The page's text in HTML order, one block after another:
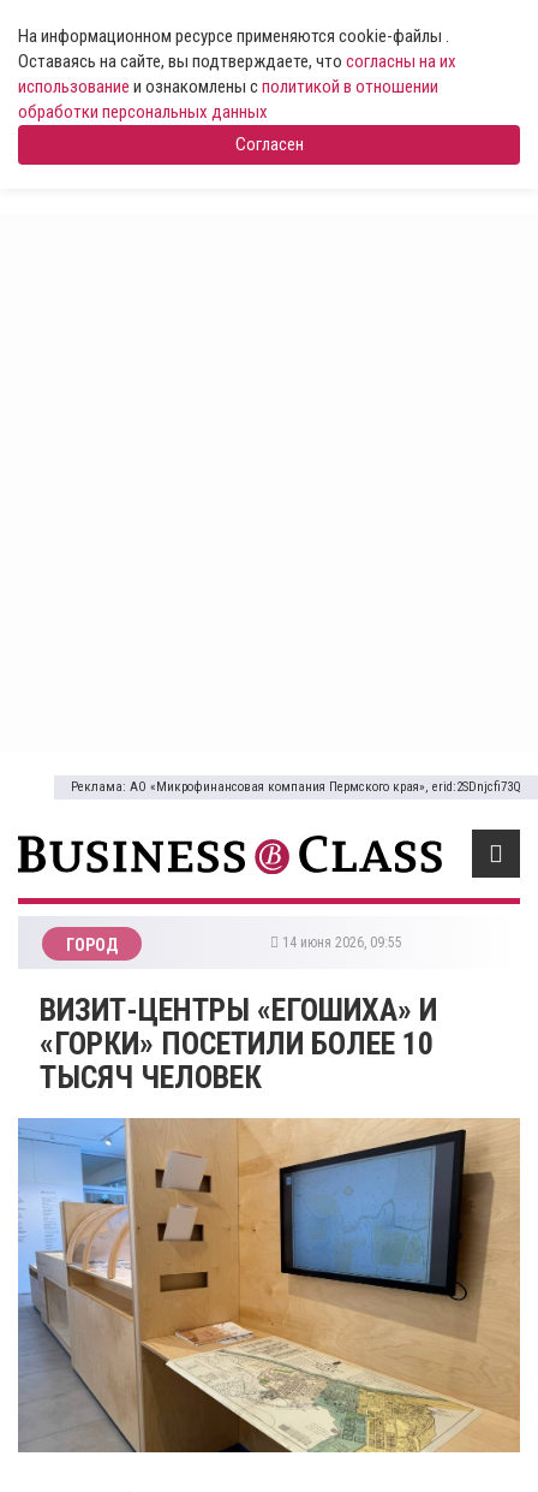
На информационном ресурсе применяются cookie-файлы .
Оставаясь на сайте, вы подтверждаете, что согласны на их
использование и ознакомлены сполитикой в отношении
обработки персональных данных
Согласен
Реклама: АО «Микрофинансовая компания Пермского края», erid:2SDnjcfi73Q
ГОРОД 14 июня 2026, 09:55
ВИЗИТ-ЦЕНТРЫ «ЕГОШИХА» И
«ГОРКИ» ПОСЕТИЛИ БОЛЕЕ 10
ТЫСЯЧ ЧЕЛОВЕК